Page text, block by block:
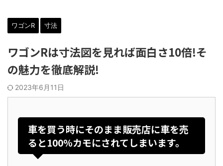
ワゴンR 寸法
ワゴンRは寸法図を見れば面白さ10倍!そ
の魅力を徹底解説!
2023年6月11日
車を買う時にそのまま販売店に車を売
ると100%カモにされてしまいます。